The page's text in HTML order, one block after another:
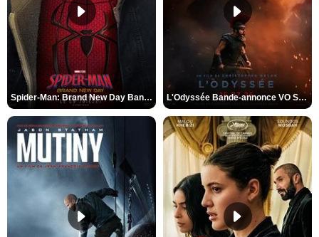
Spider-Man: Brand New Day Bande-annonce VO STFR L'Odyssée Bande-annonce VO STFR